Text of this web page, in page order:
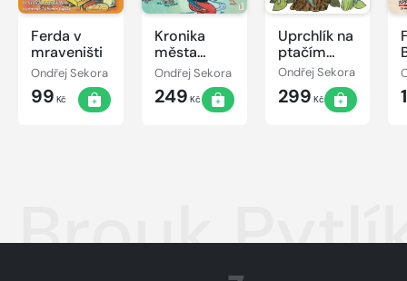
Ferda v
mraveništi
Ondřej Sekora
99 Kč
Kronika
města
Kocourkova
Ondřej Sekora
249 Kč
Uprchlík na
ptačím
stromě
Ondřej Sekora
299 Kč
Brouk